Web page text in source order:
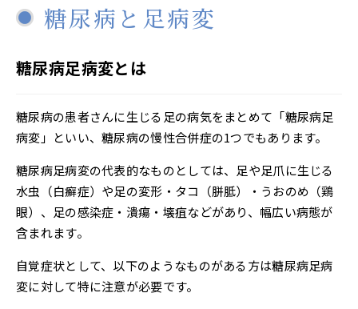
糖尿病と足病変
糖尿病足病変とは
糖尿病の患者さんに生じる足の病気をまとめて「糖尿病足
病変」といい、糖尿病の慢性合併症の1つでもあります。
糖尿病足病変の代表的なものとしては、足や足爪に生じる
水虫（白癬症）や足の変形・タコ（胼胝）・うおのめ（鶏
眼）、足の感染症・潰瘍・壊疽などがあり、幅広い病態が
含まれます。
自覚症状として、以下のようなものがある方は糖尿病足病
変に対して特に注意が必要です。